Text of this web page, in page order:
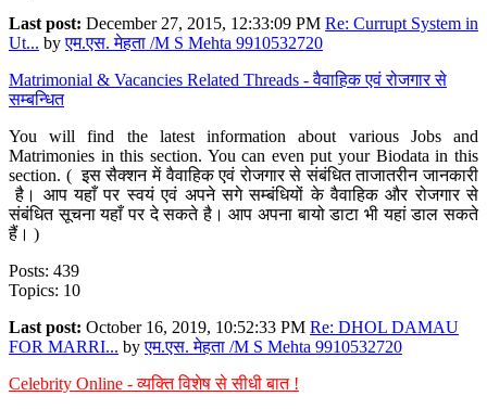
Last post: December 27, 2015, 12:33:09 PM Re: Currupt System in
Ut... byएम.एस. मेहता /M S Mehta 9910532720
Matrimonial & Vacancies Related Threads - वैवाहिक एवं रोजगार से
सम्बन्धित
You will find the latest information about various Jobs and
Matrimonies in this section. You can even put your Biodata in this
section. ( इस सैक्शन में वैवाहिक एवं रोजगार से संबंधित ताजातरीन जानकारी
है। आप यहाँ पर स्वयं एवं अपने सगे सम्बंधियों के वैवाहिक और रोजगार से
संबंधित सूचना यहाँ पर दे सकते है। आप अपना बायो डाटा भी यहां डाल सकते
हैं। )
Posts: 439
Topics: 10
Last post: October 16, 2019, 10:52:33 PM Re: DHOL DAMAU
FOR MARRI... byएम.एस. मेहता /M S Mehta 9910532720
Celebrity Online - व्यक्ति विशेष से सीधी बात !